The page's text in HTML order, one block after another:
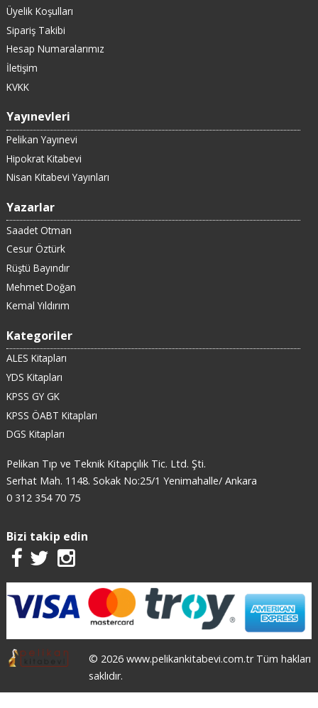
Üyelik Koşulları
Sipariş Takibi
Hesap Numaralarımız
İletişim
KVKK
Yayınevleri
Pelikan Yayınevi
Hipokrat Kitabevi
Nisan Kitabevi Yayınları
Yazarlar
Saadet Otman
Cesur Öztürk
Rüştü Bayındır
Mehmet Doğan
Kemal Yıldırım
Kategoriler
ALES Kitapları
YDS Kitapları
KPSS GY GK
KPSS ÖABT Kitapları
DGS Kitapları
Pelikan Tıp ve Teknik Kitapçılık Tic. Ltd. Şti.
Serhat Mah. 1148. Sokak No:25/1 Yenimahalle/ Ankara
0 312 354 70 75
Bizi takip edin
© 2026 www.pelikankitabevi.com.tr Tüm hakları
saklıdır.